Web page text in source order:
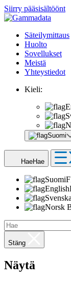
Siirry pääsisältöönt
Säteilymittaus
Huolto
Sovellukset
Meistä
Yhteystiedot
Kieli:
Suomi
HaeHae
Suomi
English
Svenska
Norsk
Stäng
Näytä